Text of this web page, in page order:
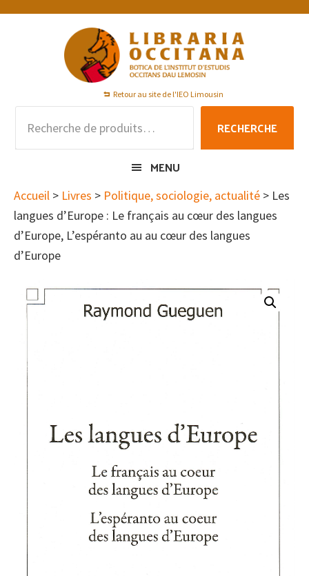
Passer
Passer
Passer
Retour au site de l'IEO Limousin
pour :
RECHERCHE
MENU
Accueil > Livres > Politique, sociologie, actualité > Les
langues d’Europe : Le français au cœur des langues
d’Europe, L’espéranto au au cœur des langues
d’Europe